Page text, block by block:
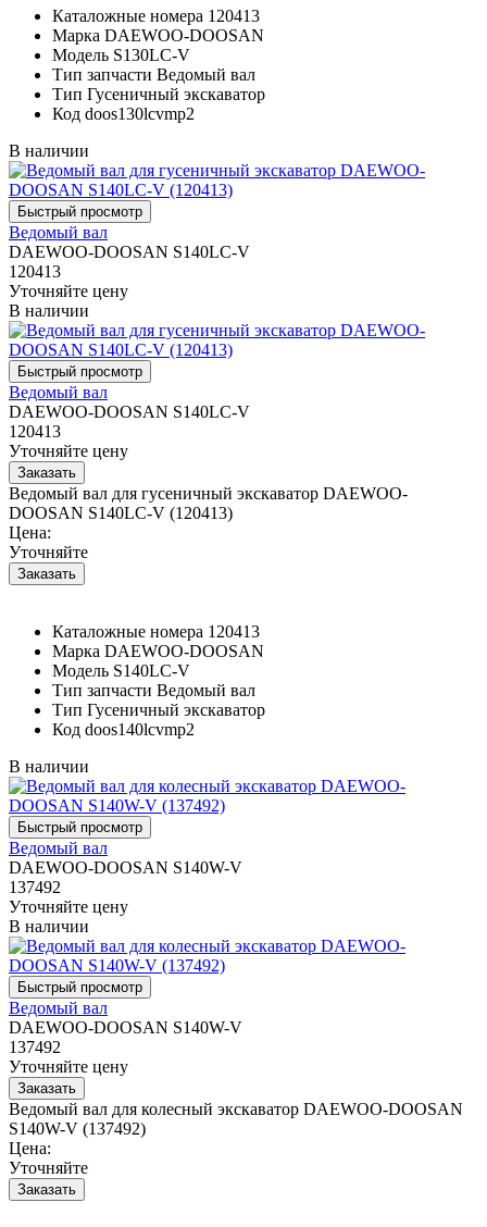
Каталожные номера 120413
Марка DAEWOO-DOOSAN
Модель S130LC-V
Тип запчасти Ведомый вал
Тип Гусеничный экскаватор
Код doos130lcvmp2
В наличии
Ведомый вал
DAEWOO-DOOSAN S140LC-V
120413
Уточняйте цену
В наличии
Ведомый вал
DAEWOO-DOOSAN S140LC-V
120413
Уточняйте цену
Ведомый вал для гусеничный экскаватор DAEWOO-
DOOSAN S140LC-V (120413)
Цена:
Уточняйте
Каталожные номера 120413
Марка DAEWOO-DOOSAN
Модель S140LC-V
Тип запчасти Ведомый вал
Тип Гусеничный экскаватор
Код doos140lcvmp2
В наличии
Ведомый вал
DAEWOO-DOOSAN S140W-V
137492
Уточняйте цену
В наличии
Ведомый вал
DAEWOO-DOOSAN S140W-V
137492
Уточняйте цену
Ведомый вал для колесный экскаватор DAEWOO-DOOSAN
S140W-V (137492)
Цена:
Уточняйте